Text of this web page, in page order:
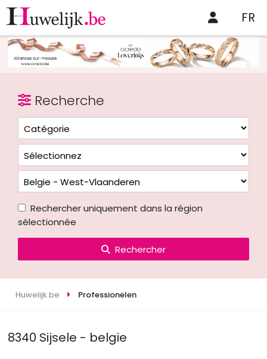
FR
Recherche
Rechercher uniquement dans la région
sélectionnée
Rechercher
Huwelijk.be Professionelen
8340 Sijsele - belgie